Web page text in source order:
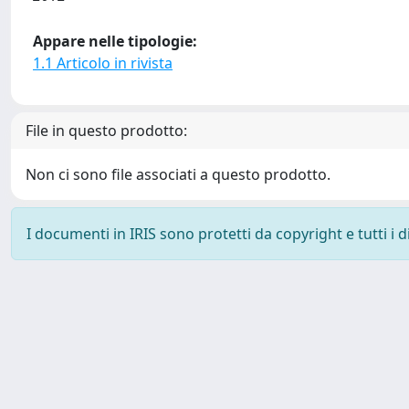
Appare nelle tipologie:
1.1 Articolo in rivista
File in questo prodotto:
Non ci sono file associati a questo prodotto.
I documenti in IRIS sono protetti da copyright e tutti i